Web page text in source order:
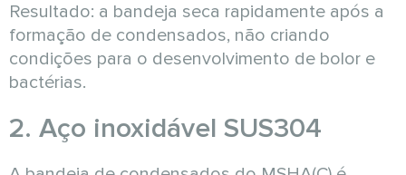
Resultado: a bandeja seca rapidamente após a
formação de condensados, não criando
condições para o desenvolvimento de bolor e
bactérias.
2. Aço inoxidável SUS304